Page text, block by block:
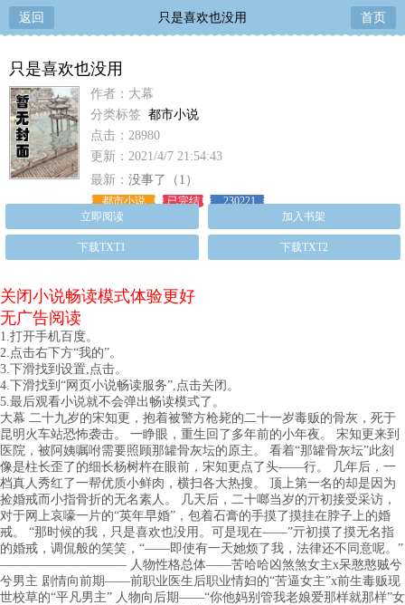
返回 只是喜欢也没用 首页
只是喜欢也没用
作者：大幕
分类标签 都市小说
点击：28980
更新：2021/4/7 21:54:43
最新： 没事了（1）
都市小说 已完结
230221
立即阅读
加入书架
下载TXT1 下载TXT2
关闭小说畅读模式体验更好
无广告阅读
1.打开手机百度。
2.点击右下方“我的”。
3.下滑找到设置,点击。
4.下滑找到“网页小说畅读服务”,点击关闭。
5.最后观看小说就不会弹出畅读模式了。
大幕 二十九岁的宋知更，抱着被警方枪毙的二十一岁毒贩的骨灰，死于
昆明火车站恐怖袭击。 一睁眼，重生回了多年前的小年夜。 宋知更来到
医院，被阿姨嘱咐需要照顾那罐骨灰坛的原主。 看着“那罐骨灰坛”此刻
像是柱长歪了的细长杨树杵在眼前，宋知更点了头——行。 几年后，一
档真人秀红了一帮优质小鲜肉，横扫各大热搜。 顶上第一名的却是因为
捡婚戒而小指骨折的无名素人。 几天后，二十啷当岁的亓初接受采访，
对于网上哀嚎一片的“英年早婚”，包着石膏的手摸了摸挂在脖子上的婚
戒。 “那时候的我，只是喜欢也没用。可是现在——”亓初摸了摸无名指
的婚戒，调侃般的笑笑，“——即使有一天她烦了我，法律还不同意呢。”
—————————— 人物性格总体——苦哈哈凶煞煞女主x呆憨憨贼兮
兮男主 剧情向前期——前职业医生后职业情妇的“苦逼女主”x前生毒贩现
世校草的“平凡男主” 人物向后期——“你他妈别管我老娘爱那样就那样”女